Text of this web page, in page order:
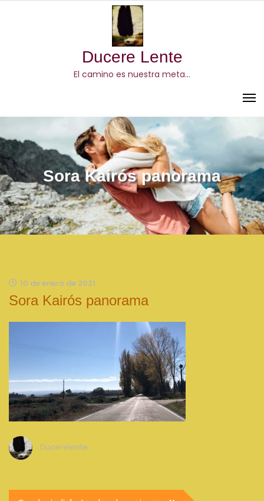
Ducere Lente
El camino es nuestra meta…
Sora Kairós panorama
10 de enero de 2021
Sora Kairós panorama
Ducerelente
Navegación